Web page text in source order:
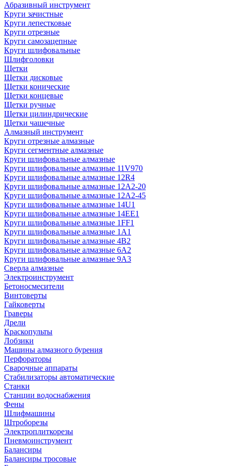
Абразивный инструмент
Круги зачистные
Круги лепестковые
Круги отрезные
Круги самозацепные
Круги шлифовальные
Шлифголовки
Щетки
Щетки дисковые
Щетки конические
Щетки концевые
Щетки ручные
Щетки цилиндрические
Щетки чашечные
Алмазный инструмент
Круги отрезные алмазные
Круги сегментные алмазные
Круги шлифовальные алмазные
Круги шлифовальные алмазные 11V970
Круги шлифовальные алмазные 12R4
Круги шлифовальные алмазные 12А2-20
Круги шлифовальные алмазные 12А2-45
Круги шлифовальные алмазные 14U1
Круги шлифовальные алмазные 14ЕЕ1
Круги шлифовальные алмазные 1FF1
Круги шлифовальные алмазные 1А1
Круги шлифовальные алмазные 4В2
Круги шлифовальные алмазные 6A2
Круги шлифовальные алмазные 9А3
Сверла алмазные
Электроинструмент
Бетоносмесители
Винтоверты
Гайковерты
Граверы
Дрели
Краскопульты
Лобзики
Машины алмазного бурения
Перфораторы
Сварочные аппараты
Стабилизаторы автоматические
Станки
Станции водоснабжения
Фены
Шлифмашины
Штроборезы
Электроплиткорезы
Пневмоинструмент
Балансиры
Балансиры тросовые